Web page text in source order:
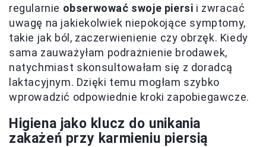
regularnie obserwować swoje piersi i zwracać
uwagę na jakiekolwiek niepokojące symptomy,
takie jak ból, zaczerwienienie czy obrzęk. Kiedy
sama zauważyłam podrażnienie brodawek,
natychmiast skonsultowałam się z doradcą
laktacyjnym. Dzięki temu mogłam szybko
wprowadzić odpowiednie kroki zapobiegawcze.
Higiena jako klucz do unikania
zakażeń przy karmieniu piersią